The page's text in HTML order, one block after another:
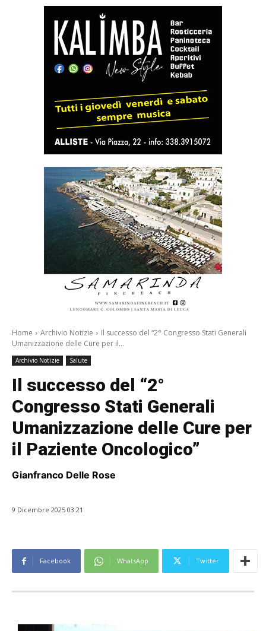
Home Archivio Notizie
Il successo del “2° Congresso Stati Generali
Umanizzazione delle Cure per il...
Archivio Notizie Salute
Il successo del “2°
Congresso Stati Generali
Umanizzazione delle Cure per
il Paziente Oncologico”
Gianfranco Delle Rose
9 Dicembre 2025 03:21
Facebook WhatsApp Twitter